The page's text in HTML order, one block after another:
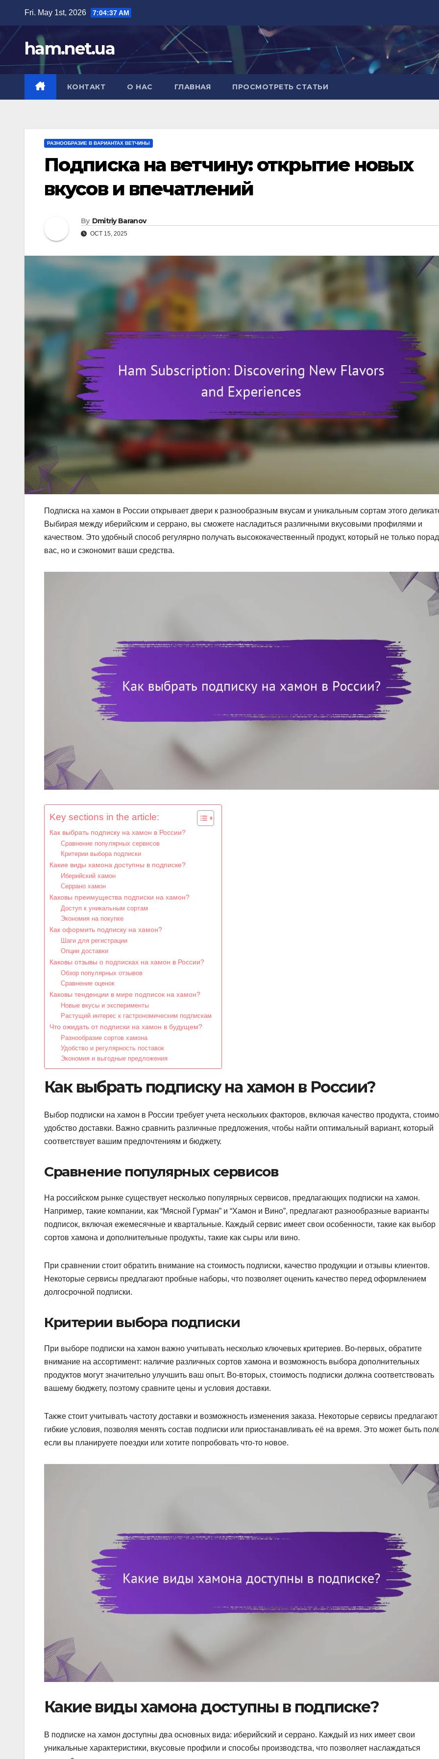
content
Fri. May 1st, 2026 7:04:39 AM
ham.net.ua
КОНТАКТ О НАС ГЛАВНАЯ ПРОСМОТРЕТЬ СТАТЬИ
РАЗНООБРАЗИЕ В ВАРИАНТАХ ВЕТЧИНЫ
Подписка на ветчину: открытие новых
вкусов и впечатлений
By Dmitriy Baranov
OCT 15, 2025
Подписка на хамон в России открывает двери к разнообразным вкусам и уникальным сортам этого
Выбирая между иберийским и серрано, вы сможете насладиться различными вкусовыми профилями и
качеством. Это удобный способ регулярно получать высококачественный продукт, который не только
вас, но и сэкономит ваши средства.
Key sections in the article:
Как выбрать подписку на хамон в России?
Сравнение популярных сервисов
Критерии выбора подписки
Какие виды хамона доступны в подписке?
Иберийский хамон
Серрано хамон
Каковы преимущества подписки на хамон?
Доступ к уникальным сортам
Экономия на покупке
Как оформить подписку на хамон?
Шаги для регистрации
Опции доставки
Каковы отзывы о подписках на хамон в России?
Обзор популярных отзывов
Сравнение оценок
Каковы тенденции в мире подписок на хамон?
Новые вкусы и эксперименты
Растущий интерес к гастрономическим подпискам
Что ожидать от подписки на хамон в будущем?
Разнообразие сортов хамона
Удобство и регулярность поставок
Экономия и выгодные предложения
Как выбрать подписку на хамон в России?
Выбор подписки на хамон в России требует учета нескольких факторов, включая качество продукта,
удобство доставки. Важно сравнить различные предложения, чтобы найти оптимальный вариант, который
соответствует вашим предпочтениям и бюджету.
Сравнение популярных сервисов
На российском рынке существует несколько популярных сервисов, предлагающих подписки на хамон.
Например, такие компании, как “Мясной Гурман” и “Хамон и Вино”, предлагают разнообразные варианты
подписок, включая ежемесячные и квартальные. Каждый сервис имеет свои особенности, такие как выбор
сортов хамона и дополнительные продукты, такие как сыры или вино.
При сравнении стоит обратить внимание на стоимость подписки, качество продукции и отзывы клиентов.
Некоторые сервисы предлагают пробные наборы, что позволяет оценить качество перед оформлением
долгосрочной подписки.
Критерии выбора подписки
При выборе подписки на хамон важно учитывать несколько ключевых критериев. Во-первых, обратите
внимание на ассортимент: наличие различных сортов хамона и возможность выбора дополнительных
продуктов могут значительно улучшить ваш опыт. Во-вторых, стоимость подписки должна соответствовать
вашему бюджету, поэтому сравните цены и условия доставки.
Также стоит учитывать частоту доставки и возможность изменения заказа. Некоторые сервисы предлагают
гибкие условия, позволяя менять состав подписки или приостанавливать её на время. Это может быть
если вы планируете поездки или хотите попробовать что-то новое.
Какие виды хамона доступны в подписке?
В подписке на хамон доступны два основных вида: иберийский и серрано. Каждый из них имеет свои
уникальные характеристики, вкусовые профили и способы производства, что позволяет наслаждаться